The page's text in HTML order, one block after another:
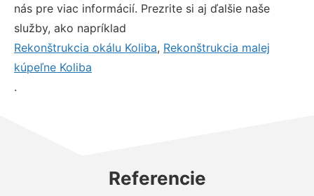
nás pre viac informácií. Prezrite si aj ďalšie naše
služby, ako napríklad
Rekonštrukcia okálu Koliba, Rekonštrukcia malej
kúpeľne Koliba
.
Referencie